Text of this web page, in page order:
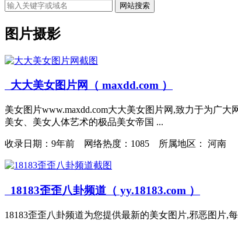
网站搜索
图片摄影
大大美女图片网（ maxdd.com ）
美女图片www.maxdd.com大大美女图片网,致力于为广
美女、美女人体艺术的极品美女帝国 ...
收录日期： 9年前 网络热度：1085 所属地区： 河南
18183歪歪八卦频道（ yy.18183.com ）
18183歪歪八卦频道为您提供最新的美女图片,邪恶图片,